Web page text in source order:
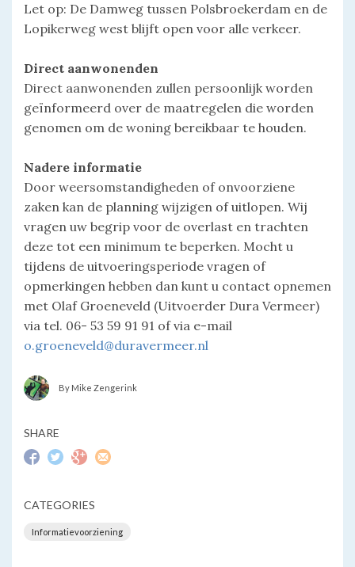
Let op: De Damweg tussen Polsbroekerdam en de
Lopikerweg west blijft open voor alle verkeer.
Direct aanwonenden
Direct aanwonenden zullen persoonlijk worden
geïnformeerd over de maatregelen die worden
genomen om de woning bereikbaar te houden.
Nadere informatie
Door weersomstandigheden of onvoorziene
zaken kan de planning wijzigen of uitlopen. Wij
vragen uw begrip voor de overlast en trachten
deze tot een minimum te beperken. Mocht u
tijdens de uitvoeringsperiode vragen of
opmerkingen hebben dan kunt u contact opnemen
met Olaf Groeneveld (Uitvoerder Dura Vermeer)
via tel. 06- 53 59 91 91 of via e-mail
o.groeneveld@duravermeer.nl
By Mike Zengerink
SHARE
CATEGORIES
Informatievoorziening